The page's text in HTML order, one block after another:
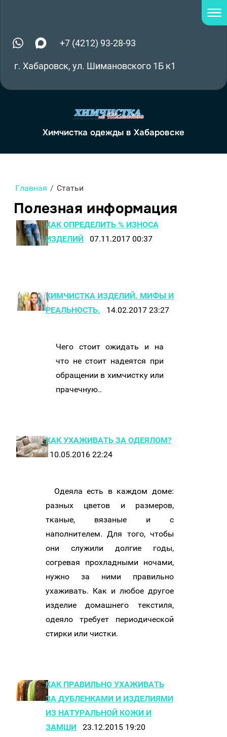
+7 (4212) 93-28-93
г. Хабаровск, ул. Шимановского 1Б к1
Химчистка одежды в Хабаровске
Главная / Статьи
Полезная информация
КАК ОПРЕДЕЛИТЬ % ИЗНОСА
ИЗДЕЛИЙ07.11.2017 00:37
ХИМЧИСТКА ИЗДЕЛИЙ. МИФЫ И
РЕАЛЬНОСТЬ. 14.02.2017 23:27
Чего стоит ожидать и на
что не стоит надеятся при
обращении в химчистку или
прачечную..
КАК УХАЖИВАТЬ ЗА ОДЕЯЛОМ?
10.05.2016 22:24
Одеяла есть в каждом доме:
разных цветов и размеров,
тканые, вязаные и с
наполнителем. Для того, чтобы
они служили долгие годы,
согревая прохладными ночами,
нужно за ними правильно
ухаживать. Как и любое другое
изделие домашнего текстиля,
одеяло требует периодической
стирки или чистки.
КАК ПРАВИЛЬНО УХАЖИВАТЬ
ЗА ДУБЛЕНКАМИ И ИЗДЕЛИЯМИ
ИЗ НАТУРАЛЬНОЙ КОЖИ И
ЗАМШИ23.12.2015 19:20